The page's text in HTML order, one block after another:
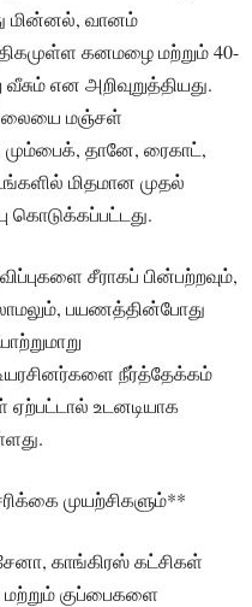
மின்னல், வானம்
கனமழை மற்றும் 40-
என அறிவுறுத்தியது.
மஞ்சள்
தானே, ரைகாட்,
மிதமான முதல்
கொடுக்கப்பட்டது.
சீராகப் பின்பற்றவும்,
பயணத்தின்போது
நீர்த்தேக்கம்
உடனடியாக
முயற்சிகளும்**
காங்கிரஸ் கட்சிகள்
மற்றும் குப்பைகளை